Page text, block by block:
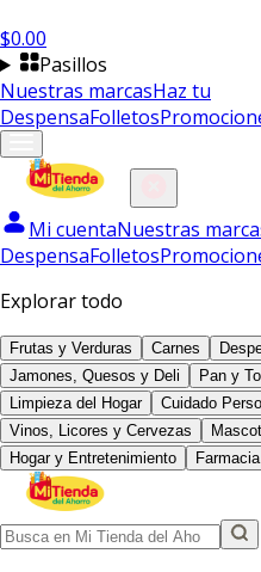
$0.00
Pasillos
Nuestras marcasHaz tu
DespensaFolletos
Mi cuentaNuestras
DespensaFolletos
Explorar todo
Frutas y Verduras Carnes
Jamones, Quesos y Deli
Pan y
Limpieza del Hogar
Cuidado
Vinos, Licores y Cervezas
Hogar y Entretenimiento
Farmacia